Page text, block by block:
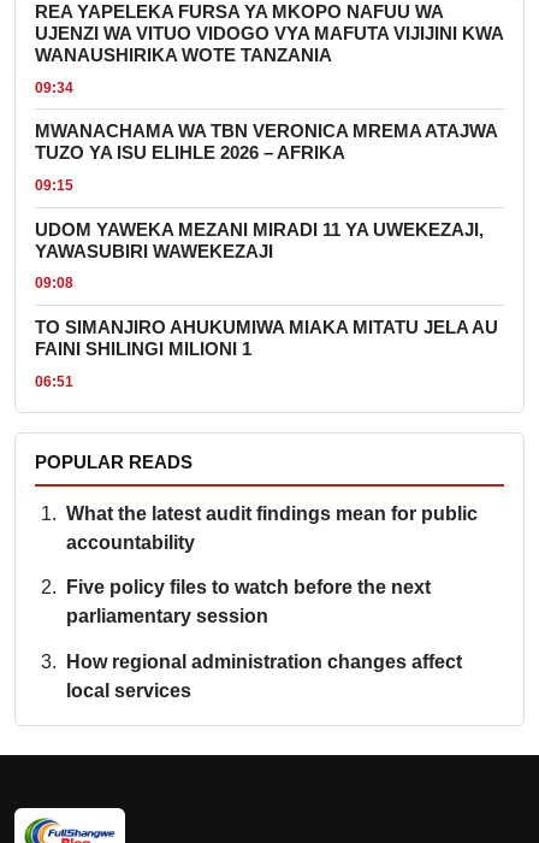
REA YAPELEKA FURSA YA MKOPO NAFUU WA
UJENZI WA VITUO VIDOGO VYA MAFUTA VIJIJINI KWA
WANAUSHIRIKA WOTE TANZANIA
09:34
MWANACHAMA WA TBN VERONICA MREMA ATAJWA
TUZO YA ISU ELIHLE 2026 – AFRIKA
09:15
UDOM YAWEKA MEZANI MIRADI 11 YA UWEKEZAJI,
YAWASUBIRI WAWEKEZAJI
09:08
TO SIMANJIRO AHUKUMIWA MIAKA MITATU JELA AU
FAINI SHILINGI MILIONI 1
06:51
POPULAR READS
What the latest audit findings mean for public
accountability
Five policy files to watch before the next
parliamentary session
How regional administration changes affect
local services